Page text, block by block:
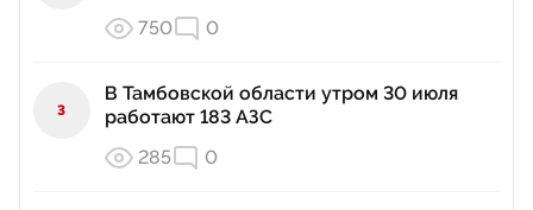
750
0
3
В Тамбовской области утром 30 июля
работают 183 АЗС
285
0